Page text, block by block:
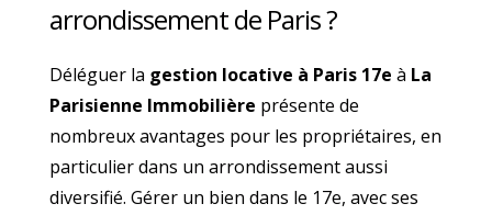
arrondissement de Paris ?
Déléguer la gestion locative à Paris 17e à La
Parisienne Immobilière présente de
nombreux avantages pour les propriétaires, en
particulier dans un arrondissement aussi
diversifié. Gérer un bien dans le 17e, avec ses